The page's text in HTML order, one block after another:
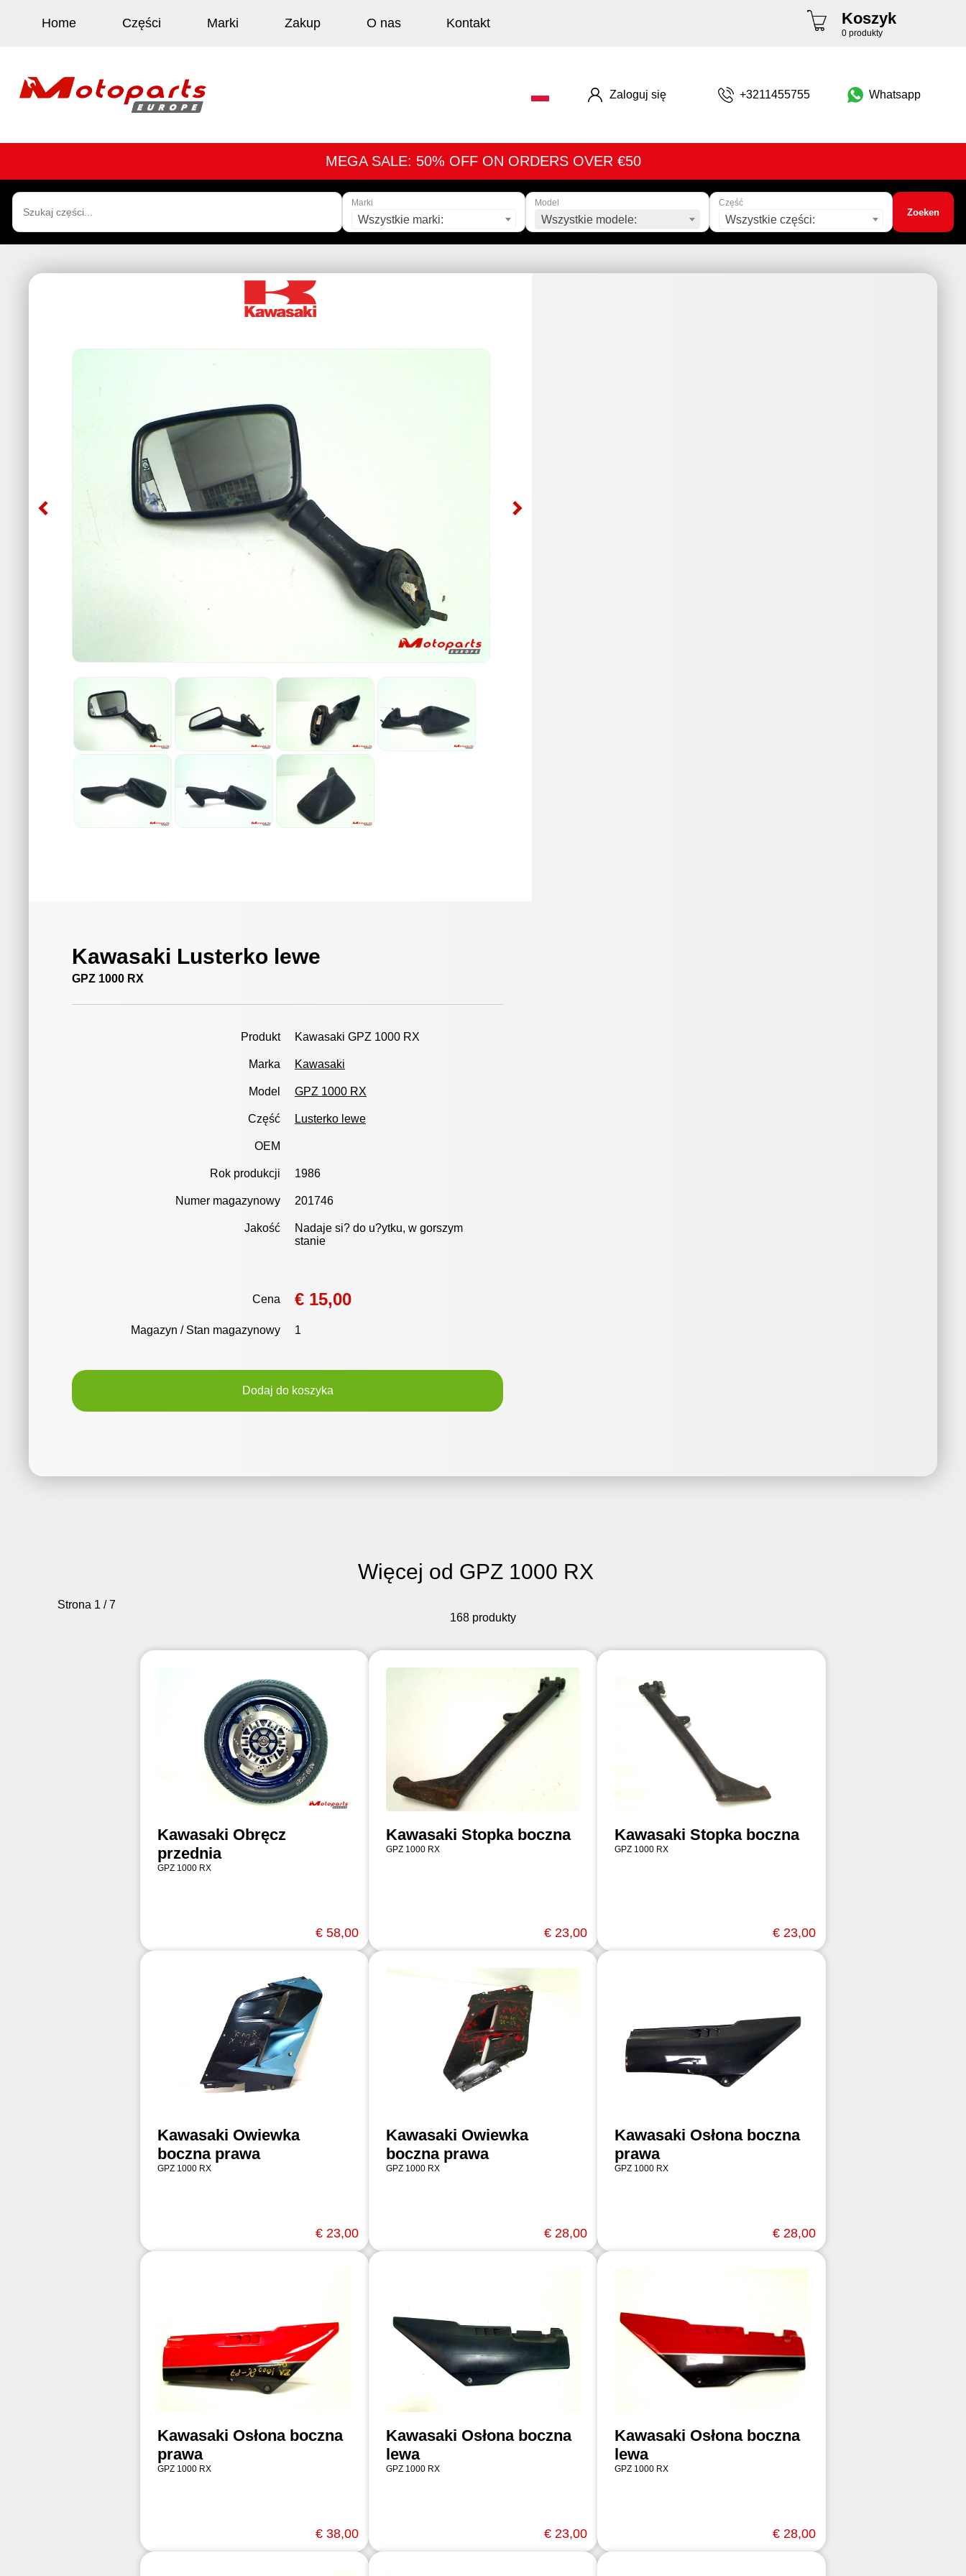
Koszyk
0 produkty
Home Części Marki Zakup O nas Kontakt
Whatsapp
+3211455755
Zaloguj się
MEGA SALE: 50% OFF ON ORDERS OVER €50
Marki
Wszystkie marki:
Model
Wszystkie modele:
Część
Wszystkie części:
Zoeken
Kawasaki Lusterko lewe
GPZ 1000 RX
Produkt Kawasaki GPZ 1000 RX
Marka Kawasaki
Model GPZ 1000 RX
Część Lusterko lewe
OEM
Rok produkcji 1986
Numer magazynowy 201746
Jakość
Nadaje si? do u?ytku, w gorszym
stanie
Cena € 15,00
Magazyn / Stan magazynowy 1
Dodaj do koszyka
Więcej od GPZ 1000 RX
Strona 1 / 7
168 produkty
Kawasaki Obręcz
przednia
GPZ 1000 RX
€ 58,00
Kawasaki Stopka boczna
GPZ 1000 RX
€ 23,00
Kawasaki Stopka boczna
GPZ 1000 RX
€ 23,00
Kawasaki Owiewka
boczna prawa
GPZ 1000 RX
€ 23,00
Kawasaki Owiewka
boczna prawa
GPZ 1000 RX
€ 28,00
Kawasaki Osłona boczna
prawa
GPZ 1000 RX
€ 28,00
Kawasaki Osłona boczna
prawa
GPZ 1000 RX
€ 38,00
Kawasaki Osłona boczna
lewa
GPZ 1000 RX
€ 23,00
Kawasaki Osłona boczna
lewa
GPZ 1000 RX
€ 28,00